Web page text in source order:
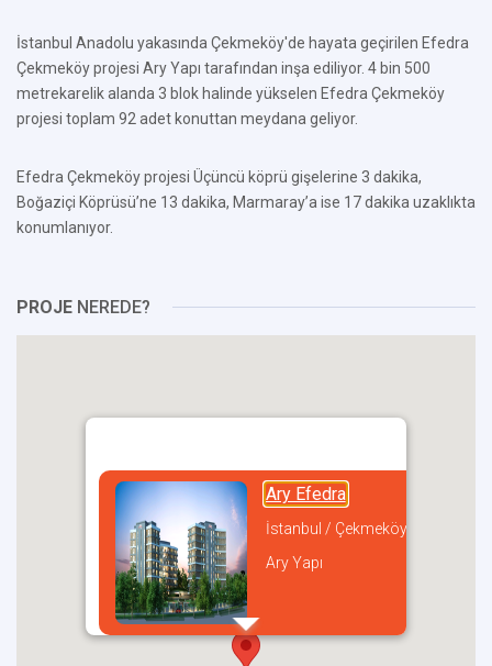
İstanbul Anadolu yakasında Çekmeköy'de hayata geçirilen Efedra
Çekmeköy projesi Ary Yapı tarafından inşa ediliyor. 4 bin 500
metrekarelik alanda 3 blok halinde yükselen Efedra Çekmeköy
projesi toplam 92 adet konuttan meydana geliyor.
Efedra Çekmeköy projesi Üçüncü köprü gişelerine 3 dakika,
Boğaziçi Köprüsü’ne 13 dakika, Marmaray’a ise 17 dakika uzaklıkta
konumlanıyor.
PROJE NEREDE?
Ary Efedra
İstanbul / Çekmeköy
Ary Yapı